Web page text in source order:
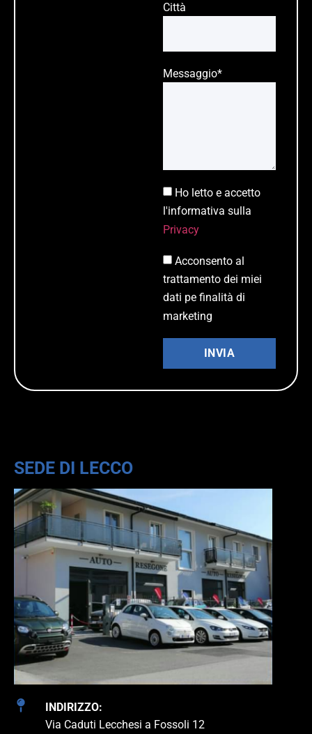
Città
Messaggio*
Ho letto e accetto
l'informativa sulla
Privacy
Acconsento al
trattamento dei miei
dati pe finalità di
marketing
INVIA
SEDE DI LECCO
INDIRIZZO:
Via Caduti Lecchesi a Fossoli 12